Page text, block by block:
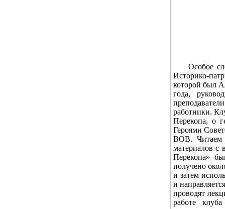
Особое
Историко-
которой был
года,
работники.
Перекопа, о
Героями
ВОВ. Читаем
материалов с
Перекопа»
получено
и затем
и
проводят
работе